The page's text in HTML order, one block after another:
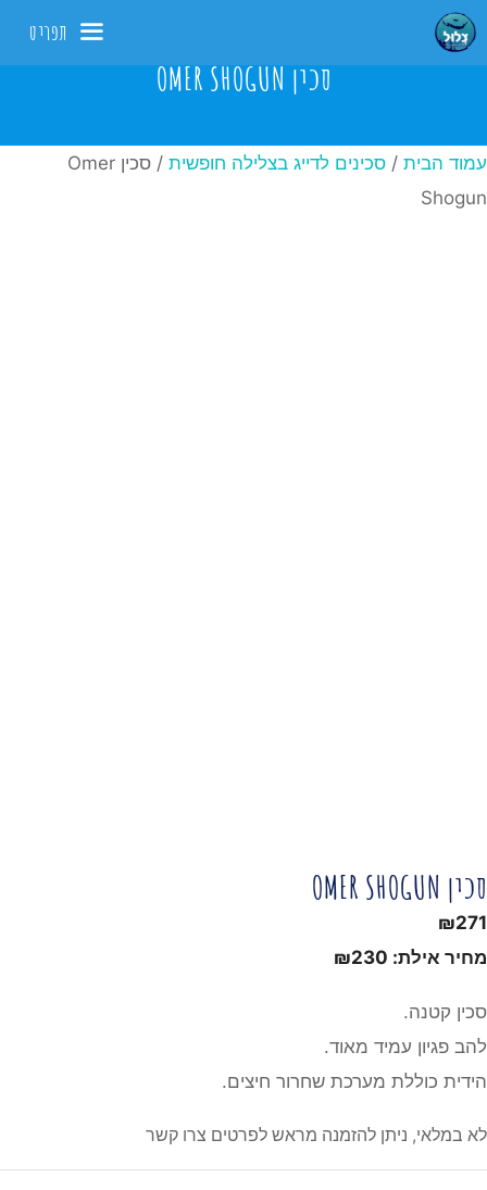
לדלג
לתוכן
תפריט
סכין OMER SHOGUN
עמוד הבית / סכינים לדייג בצלילה חופשית
/ סכין Omer
Shogun
סכין OMER SHOGUN
₪271
מחיר אילת:
₪230
סכין קטנה.
להב פגיון עמיד מאוד.
הידית כוללת מערכת שחרור חיצים.
לא במלאי, ניתן להזמנה מראש לפרטים צרו קשר